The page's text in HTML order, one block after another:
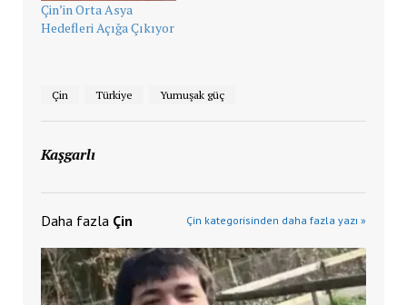
Çin’in Orta Asya
Hedefleri Açığa Çıkıyor
Çin Türkiye Yumuşak güç
Kaşgarlı
Daha fazla Çin Çin kategorisinden daha fazla yazı »